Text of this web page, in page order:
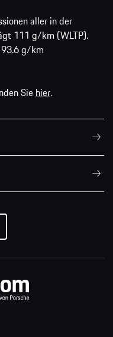
aller in der
111 g/km (WLTP).
93.6 g/km
Sie hier.